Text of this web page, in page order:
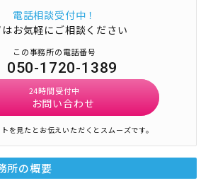
電話相談受付中！
はお気軽にご相談ください
この事務所の電話番号
050-1720-1389
24時間受付中
お問い合わせ
を見たとお伝えいただくとスムーズです。
所の概要